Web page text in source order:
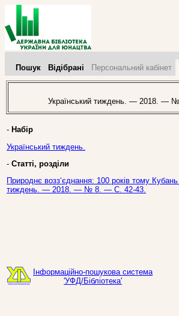
Пошук Відібрані Персональний кабінет
Український тиждень. — 2018. —
- Набір
Український тиждень.
- Статті, розділи
Природнє возз‘єднання: 100 років тому
тиждень. — 2018. — № 8. — С. 42-43.
Інформаційно-пошукова система
'УФД/Бібліотека'